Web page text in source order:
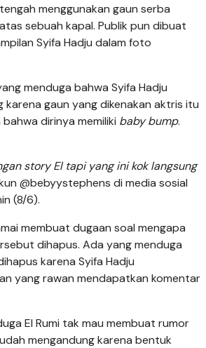
menggunakan gaun serba
sebuah kapal. Publik pun dibuat
Syifa Hadju dalam foto
menduga bahwa Syifa Hadju
karena gaun yang dikenakan aktris itu
dirinya memiliki baby bump.
story El tapi yang ini kok langsung
@bebyystephens di media sosial
(8/6).
membuat dugaan soal mengapa
dihapus. Ada yang menduga
karena Syifa Hadju
yang rawan mendapatkan komentar
El Rumi tak mau membuat rumor
mengandung karena bentuk